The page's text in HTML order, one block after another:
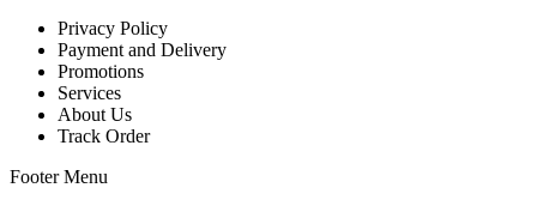
Privacy Policy
Payment and Delivery
Promotions
Services
About Us
Track Order
Footer Menu